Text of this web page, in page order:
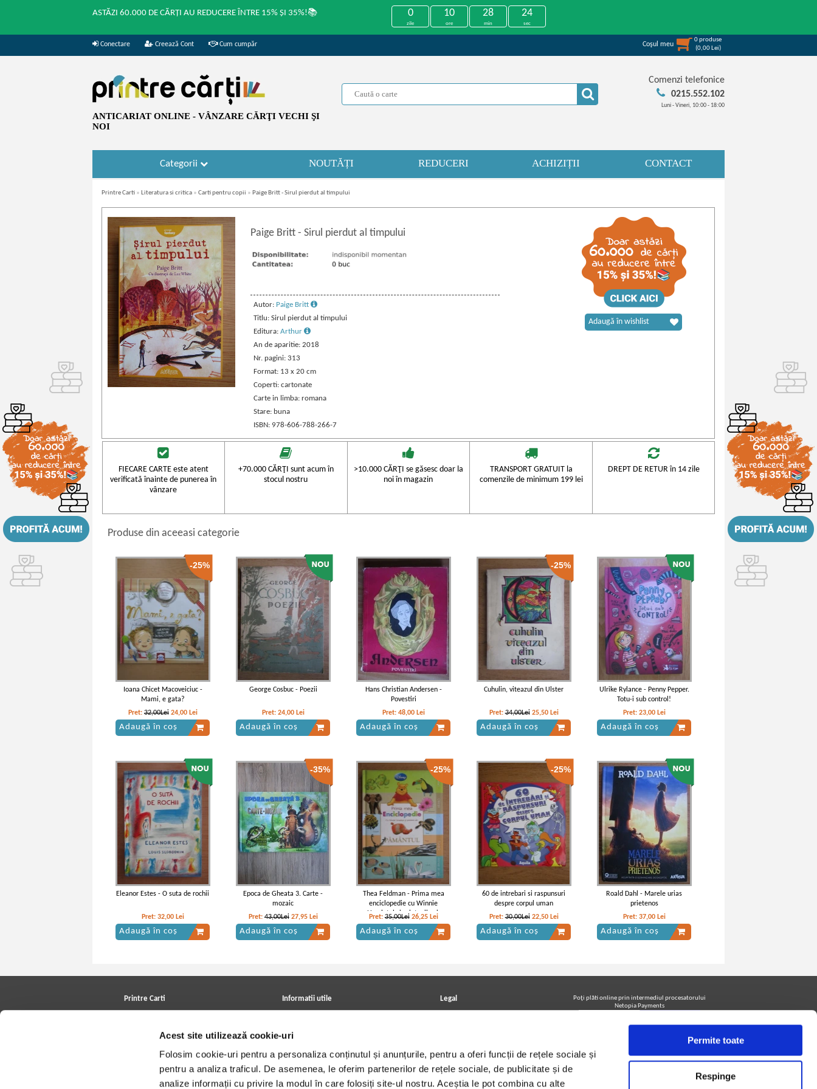
Acest site utilizează cookie-uri
Folosim cookie-uri pentru a personaliza conținutul și anunțurile, pentru a oferi funcții de rețele sociale și
pentru a analiza traficul. De asemenea, le oferim partenerilor de rețele sociale, de publicitate și de
analize informații cu privire la modul în care folosiți site-ul nostru. Aceștia le pot combina cu alte
Permite toate
Respinge
ASTĂZI 60.000 DE CĂRȚI AU REDUCERE ÎNTRE 15% ȘI 35%!📚 0
zile
10
ore
28
min
24
sec
Conectare Creează Cont Cum cumpăr Coşul meu
0produse
(0,00 Lei)
ANTICARIAT ONLINE - VÂNZARE CĂRŢI VECHI ŞI
NOI
Comenzi telefonice
0215.552.102
Luni - Vineri, 10:00 - 18:00
Categorii NOUTĂȚI REDUCERI ACHIZIȚII CONTACT
Printre Carti » Literatura si critica » Carti pentru copii » Paige Britt - Sirul pierdut al timpului
Paige Britt - Sirul pierdut al timpului
Autor: Paige Britt
Titlu: Sirul pierdut al timpului
Editura: Arthur
An de aparitie: 2018
Nr. pagini: 313
Format: 13 x 20 cm
Coperti: cartonate
Carte in limba: romana
Stare: buna
ISBN: 978-606-788-266-7
Adaugă în wishlist
FIECARE CARTE este atent
verificată înainte de punerea în
vânzare
+70.000 CĂRŢI sunt acum în
stocul nostru
>10.000 CĂRŢI se găsesc doar la
noi în magazin
TRANSPORT GRATUIT la
comenzile de minimum 199 lei
DREPT DE RETUR în 14 zile
Produse din aceeasi categorie
-25%
Ioana Chicet Macoveiciuc -
Mami, e gata?
Pret: 32,00Lei 24,00 Lei
Adaugă în coș
George Cosbuc - Poezii
Pret: 24,00 Lei
Adaugă în coș
Hans Christian Andersen -
Povestiri
Pret: 48,00 Lei
Adaugă în coș
-25%
Cuhulin, viteazul din Ulster
Pret:34,00Lei 25,50 Lei
Adaugă în coș
Ulrike Rylance - Penny Pepper.
Totu-i sub control!
Pret: 23,00 Lei
Adaugă în coș
Eleanor Estes - O suta de rochii
Pret: 32,00 Lei
Adaugă în coș
-35%
Epoca de Gheata 3. Carte -
mozaic
Pret:43,00Lei 27,95 Lei
Adaugă în coș
-25%
Thea Feldman - Prima mea
enciclopedie cu Winnie
Ursuletul si prietenii sai.
Pamantul
Pret:35,00Lei 26,25 Lei
Adaugă în coș
-25%
60 de intrebari si raspunsuri
despre corpul uman
Pret:30,00Lei 22,50 Lei
Adaugă în coș
Roald Dahl - Marele urias
prietenos
Pret: 37,00 Lei
Adaugă în coș
Printre Carti
Cele mai căutate cărți
Blog Printre Carti
Cărţi sub 5 lei
Informatii utile
Contact
Politica de livrare
Angajari - Cariere
Legal
Utilizare cookie-uri
Poţi plăti online prin intermediul procesatorului
Netopia Payments
Urmăreşte-ne pe facebook pentru a fi la curent cu
promoţiile PrintreCarti.ro